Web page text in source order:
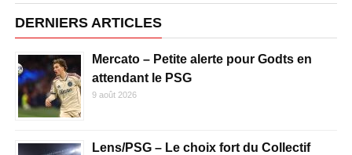
DERNIERS ARTICLES
Mercato – Petite alerte pour Godts en
attendant le PSG
9 août 2026
Lens/PSG – Le choix fort du Collectif